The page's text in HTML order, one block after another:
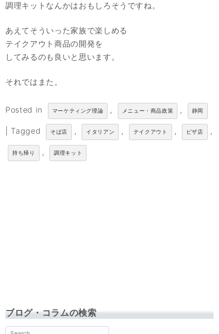
調理キットなんかはおもしろそうですね。
あえてそういった家族で楽しめる
テイクアウト商品の開発を
してみるのも良いと思います。
それではまた。
Posted in マーケティング理論 , メニュー・商品政策 , 静岡
Tagged そば店 , イタリアン , テイクアウト , ピザ店 ,
持ち帰り , 調理キット
ブログ・コラムの検索